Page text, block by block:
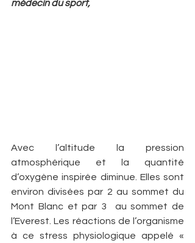
médecin du sport,
Avec l’altitude la pression
atmosphérique et la quantité
d’oxygène inspirée diminue. Elles sont
environ divisées par 2 au sommet du
Mont Blanc et par 3  au sommet de
l’Everest. Les réactions de l’organisme
à ce stress physiologique appelé «